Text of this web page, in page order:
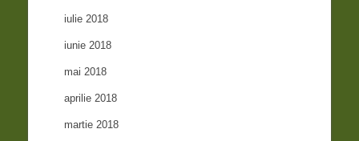
iulie 2018
iunie 2018
mai 2018
aprilie 2018
martie 2018